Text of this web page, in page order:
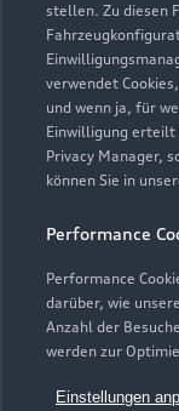
Praktisches
Pflege von
Zur Audi
stellen. Zu diesen
verwendet
und wenn ja, für
Einwilligung erteilt
Privacy Manager,
können Sie in
Performance
Performance
darüber, wie
Anzahl der
werden zur
Einstellungen